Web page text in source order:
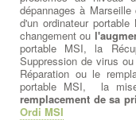
dépannages à
d'un ordinateur
changement ou
portable MSI, la
Suppression de virus
Réparation ou le
portable MSI, la
remplacement de sa
Ordi MSI